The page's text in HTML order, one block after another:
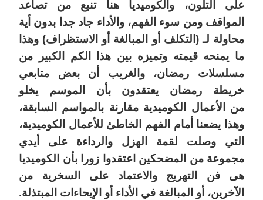
على التلون، والكوميديا هنا تنبع من تصاعد
المواقف ومن سوء الفهم، والأداء جاد جدا بدون أية
محاولة لـ (التكلف أو المبالغة أو الاستظراف) وهذا
ما يمنحه قيمته وتميزه بين هذا الكم الكبير من
مسلسلات رمضان، والغريب أن بعض متابعي
خريطة رمضان يعتقدون بأن الموسم يخلو
من الأعمال الكوميدية مقارنة بالمواسم السابقة،
وهذا يضعنا أمام الفهم الخاطئ للأعمال الكوميدية،
التي وصلت لقمة الهزل والرداءة على أيدي
مجموعة من المضحكين اعتقدوا زورا بأن الكوميديا
هى فن التهريج والاعتماد على السخرية من
الآخرين، أو المبالغة في الأداء أو الإيحاءات المبتذلة.